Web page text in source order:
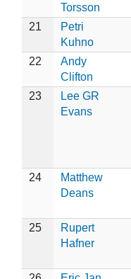
Torsson
21
Petri
Kuhno
22
Andy
Clifton
23
Lee GR
Evans
24
Matthew
Deans
25
Rupert
Hafner